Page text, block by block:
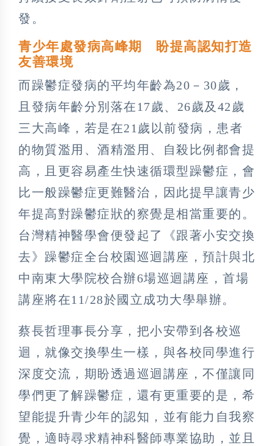
發。
青少年處發病高峰期 盼提高認知打造
友善環境
而躁鬱症發病的平均年齡為20－30歲，
且發病年齡分別落在17歲、26歲及42歲
三大高峰，若是在21歲以前發病，患者
的物質濫用、酒精濫用、自殺比例都會提
高，且更容易產生快速循環型躁鬱症，會
比一般躁鬱症更難醫治，因此提早讓青少
年提高對躁鬱症狀的察覺是相當重要的。
台灣精神醫學會便發起了《跟著小安交換
去》躁鬱症全台校園巡迴講座，預計與北
中南東大學院校合辦6場巡迴講座，首場
講座將在11/28於國立成功大學舉辦。
蔡長哲理事長分享，把小安帶到各校巡
迴，就像交換學生一樣，與各校同學進行
深度交流，期盼透過巡迴講座，不僅讓同
學們更了解躁鬱症，還有更重要的是，希
望能提升青少年的認知，並有能力自我察
覺，適時尋求精神科醫師專業協助，並且